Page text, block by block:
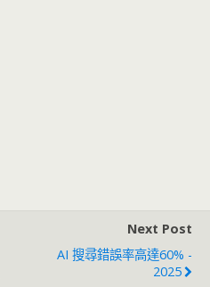
Next Post
AI 搜尋錯誤率高達60% -
2025